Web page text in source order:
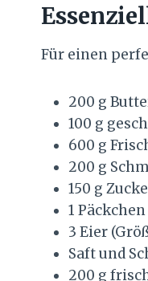
Für einen
200 g
100 g
600 g
200 g
150 g
1
3 Eier
Saft und
200 g